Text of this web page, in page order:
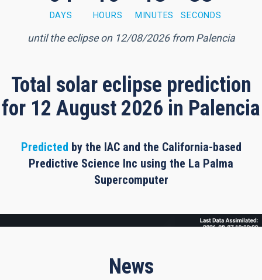
DAYS HOURS MINUTES SECONDS
until the eclipse on 12/08/2026 from Palencia
Total solar eclipse prediction
for 12 August 2026 in Palencia
Predicted by the IAC and the California-based
Predictive Science Inc using the La Palma
Supercomputer
News